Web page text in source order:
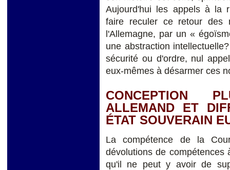
Aujourd'hui les appels à la
faire reculer ce retour des
l'Allemagne, par un «
une abstraction
sécurité ou d'ordre, nul
eux-mêmes à désarmer ces
CONCEPTION
ALLEMAND ET
ÉTAT SOUVERAIN
La compétence de la
dévolutions de compétences
qu'il ne peut y avoir de